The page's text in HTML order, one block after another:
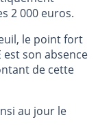
2 000 euros.
le point fort
son absence
de cette
au jour le